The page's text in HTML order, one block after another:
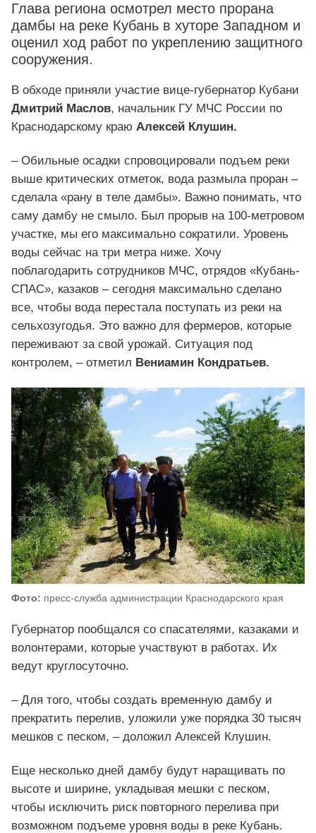
Глава региона осмотрел место прорана
дамбы на реке Кубань в хуторе Западном и
оценил ход работ по укреплению защитного
сооружения.
В обходе приняли участие вице-губернатор Кубани
Дмитрий Маслов, начальник ГУ МЧС России по
Краснодарскому краю Алексей Клушин.
– Обильные осадки спровоцировали подъем реки
выше критических отметок, вода размыла проран –
сделала «рану в теле дамбы». Важно понимать, что
саму дамбу не смыло. Был прорыв на 100-метровом
участке, мы его максимально сократили. Уровень
воды сейчас на три метра ниже. Хочу
поблагодарить сотрудников МЧС, отрядов «Кубань-
СПАС», казаков – сегодня максимально сделано
все, чтобы вода перестала поступать из реки на
сельхозугодья. Это важно для фермеров, которые
переживают за свой урожай. Ситуация под
контролем, – отметил Вениамин Кондратьев.
Фото: пресс-служба администрации Краснодарского края
Губернатор пообщался со спасателями, казаками и
волонтерами, которые участвуют в работах. Их
ведут круглосуточно.
– Для того, чтобы создать временную дамбу и
прекратить перелив, уложили уже порядка 30 тысяч
мешков с песком, – доложил Алексей Клушин.
Еще несколько дней дамбу будут наращивать по
высоте и ширине, укладывая мешки с песком,
чтобы исключить риск повторного перелива при
возможном подъеме уровня воды в реке Кубань.